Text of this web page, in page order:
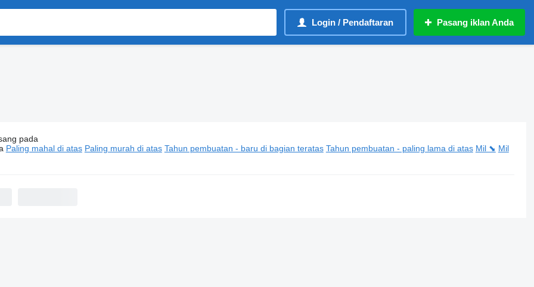
Login / Pendaftaran Pasang iklan Anda
tanker Volvo
pada
Paling mahal di atas Paling murah di atas Tahun pembuatan - baru di bagian teratas Tahun pembuatan - paling lama di atas Mil ⬊ Mil